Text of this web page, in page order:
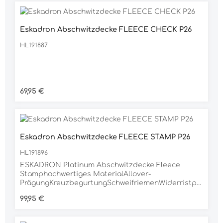
Eskadron Abschwitzdecke FLEECE CHECK P26
HL191887
Regulärer Preis:
69,95 €
Eskadron Abschwitzdecke FLEECE STAMP P26
HL191896
ESKADRON Platinum Abschwitzdecke Fleece
Stamphochwertiges MaterialAllover-
PrägungKreuzbegurtungSchweifriemenWiderristpo
Brustverschluss mit Klettwaschbar bis 30°CMit der
Regulärer Preis:
99,95 €